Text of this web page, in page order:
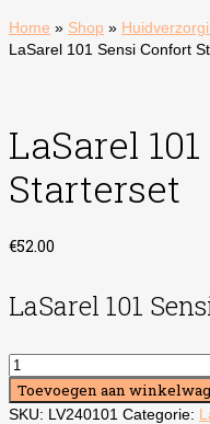
Home » Shop »
LaSarel 101 Sensi Confort
LaSarel
Starterset
€52.00
LaSarel 101
LaSarel
101
Sensi
Toevoegen aan
SKU: LV240101 Categorie: